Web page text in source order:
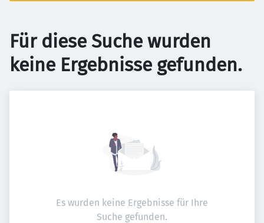
Für diese Suche wurden
keine Ergebnisse gefunden.
Es wurden keine Ergebnisse für Ihre
Suche gefunden.